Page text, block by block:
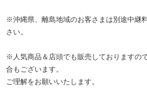
※沖縄県、離島地域のお客さまは別途中継
さい。
※人気商品＆店頭でも販売しておりますの
合もございます。
ご理解をお願いいたします。